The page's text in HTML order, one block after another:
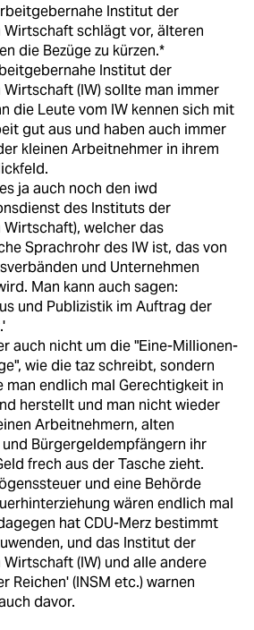
Institut der
Wirtschaft schlägt vor, älteren
die Bezüge zu kürzen.*
Institut der
(IW) sollte man immer
die Leute vom IW kennen sich mit
gut aus und haben auch immer
kleinen Arbeitnehmer in ihrem
ja auch noch den iwd
des Instituts der
welcher das
Sprachrohr des IW ist, das von
und Unternehmen
Man kann auch sagen:
und Publizistik im Auftrag der
auch nicht um die "Eine-Millionen-
wie die taz schreibt, sondern
man endlich mal Gerechtigkeit in
herstellt und man nicht wieder
Arbeitnehmern, alten
und Bürgergeldempfängern ihr
frech aus der Tasche zieht.
und eine Behörde
wären endlich mal
hat CDU-Merz bestimmt
und das Institut der
(IW) und alle andere
Reichen' (INSM etc.) warnen
davor.